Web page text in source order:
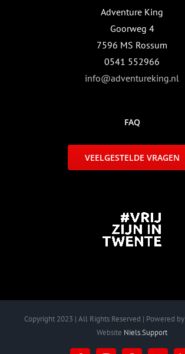
Adventure King
Goorweg 4
7596 MS Rossum
0541 552966
info@adventureking.nl
FAQ
VEELGESTELDE VRAGEN
Copyright 2023 | All Rights Reserved | Powered by
Website Niels.Support